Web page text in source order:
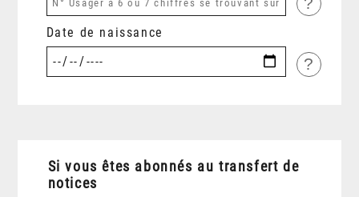
Date de naissance
?
Si vous êtes abonnés au transfert de
notices